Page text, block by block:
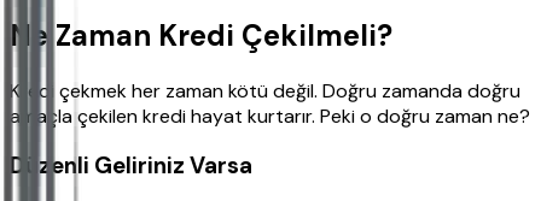
Ne Zaman Kredi Çekilmeli?
Kredi çekmek her zaman kötü değil. Doğru zamanda doğru
amaçla çekilen kredi hayat kurtarır. Peki o doğru zaman ne?
Düzenli Geliriniz Varsa